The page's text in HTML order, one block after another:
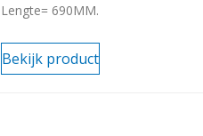
Lengte= 690MM.
schaargeleiding is bestemd voor
houten draaikiep ramen met
Bekijk product